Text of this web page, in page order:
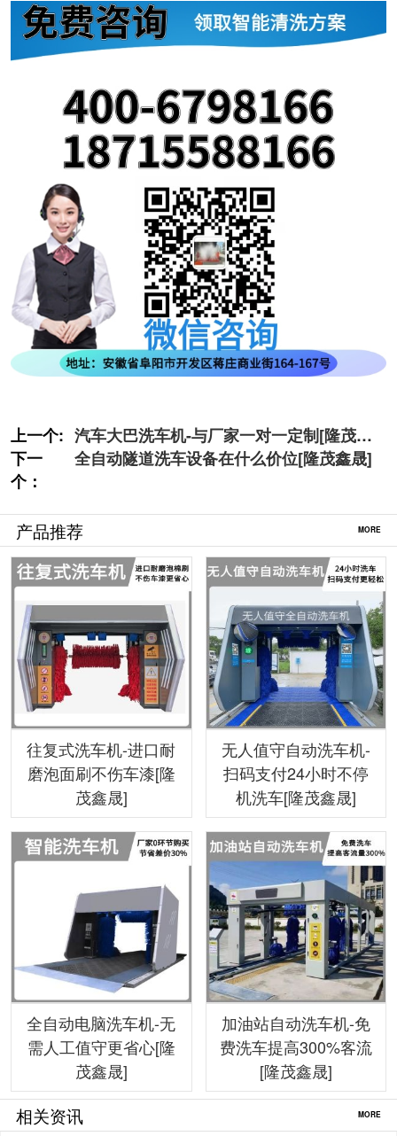
上一个: 汽车大巴洗车机-与厂家一对一定制[隆茂鑫
晟]
下一
个：
全自动隧道洗车设备在什么价位[隆茂鑫晟]
产品推荐 MORE
往复式洗车机-进口耐
磨泡面刷不伤车漆[隆
茂鑫晟]
无人值守自动洗车机-
扫码支付24小时不停
机洗车[隆茂鑫晟]
全自动电脑洗车机-无
需人工值守更省心[隆
茂鑫晟]
加油站自动洗车机-免
费洗车提高300%客流
[隆茂鑫晟]
相关资讯 MORE